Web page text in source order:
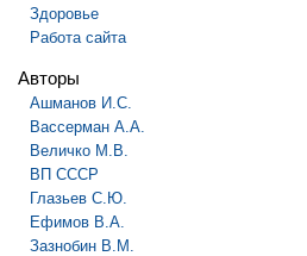
Здоровье
Работа сайта
Авторы
Ашманов И.С.
Вассерман А.А.
Величко М.В.
ВП СССР
Глазьев С.Ю.
Ефимов В.А.
Зазнобин В.М.